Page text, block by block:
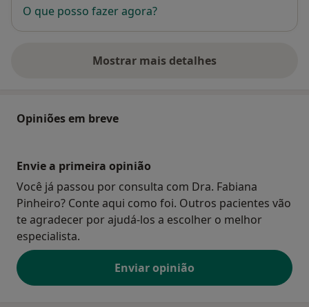
O que posso fazer agora?
Mostrar mais detalhes
sobre o endereço
Opiniões em breve
Envie a primeira opinião
Você já passou por consulta com Dra. Fabiana
Pinheiro? Conte aqui como foi. Outros pacientes vão
te agradecer por ajudá-los a escolher o melhor
especialista.
Enviar opinião